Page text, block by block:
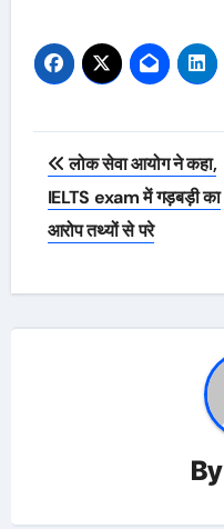
Post
navigation
लोक सेवा आयोग ने कहा,
IELTS exam में गड़बड़ी का
आरोप तथ्यों से परे
By